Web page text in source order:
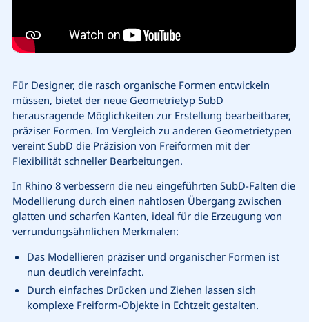
Für Designer, die rasch organische Formen entwickeln
müssen, bietet der neue Geometrietyp SubD
herausragende Möglichkeiten zur Erstellung bearbeitbarer,
präziser Formen. Im Vergleich zu anderen Geometrietypen
vereint SubD die Präzision von Freiformen mit der
Flexibilität schneller Bearbeitungen.
In Rhino 8 verbessern die neu eingeführten SubD-Falten die
Modellierung durch einen nahtlosen Übergang zwischen
glatten und scharfen Kanten, ideal für die Erzeugung von
verrundungsähnlichen Merkmalen:
Das Modellieren präziser und organischer Formen ist
nun deutlich vereinfacht.
Durch einfaches Drücken und Ziehen lassen sich
komplexe Freiform-Objekte in Echtzeit gestalten.